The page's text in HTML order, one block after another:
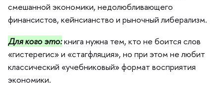
смешанной экономики, недолюбливающего
финансистов, кейнсианство и рыночный либерализм.
Для кого это:книга нужна тем, кто не боится сло
«гистерегис» и «стагфляция», но при этом не любит
классический «учебниковый» формат восприятия
экономики.